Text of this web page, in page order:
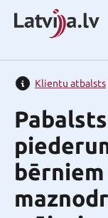
Klientu atbalsts